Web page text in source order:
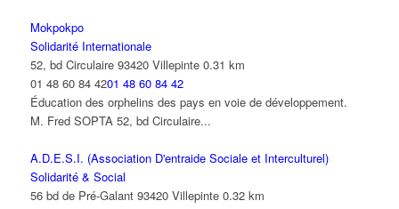
Mokpokpo
Solidarité Internationale
52, bd Circulaire 93420 Villepinte 0.31 km
01 48 60 84 4201 48 60 84 42
Éducation des orphelins des pays en voie de développement.
M. Fred SOPTA 52, bd Circulaire...
A.D.E.S.I. (Association D'entraide Sociale et Interculturel)
Solidarité & Social
56 bd de Pré-Galant 93420 Villepinte 0.32 km